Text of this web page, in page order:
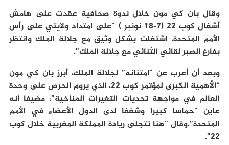
وقال بان كي مون خلال ندوة صحافية عقدت على هامش
أشغال كوب 22 (7-18 نونبر ) “على امتداد ولايتي على رأس
الأمم المتحدة، اشتغلت بشكل وثيق مع جلالة الملك وانتظر
بفارغ الصبر لقائي الثنائي مع جلالة الملك”.
وبعد أن أعرب عن “امتنانه” لجلالة الملك، أبرز بان كي مون
“الأهمية الكبرى لمؤتمر كوب 22، الذي يروم الحرص على وحدة
العالم في مواجهة تحديات التغيرات المناخية”، مضيفا أنه
عاين “حماسا كبيرا وشغفا لدى الدول الأعضاء في الأمم
المتحدة”.وقال “هنا تتجلى ريادة المملكة المغربية خلال كوب
22”.